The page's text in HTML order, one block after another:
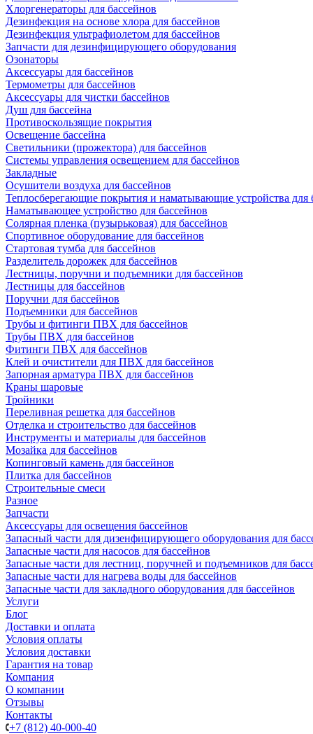
Хлоргенераторы для бассейнов
Дезинфекция на основе хлора для бассейнов
Дезинфекция ультрафиолетом для бассейнов
Запчасти для дезинфицирующего оборудования
Озонаторы
Аксессуары для бассейнов
Термометры для бассейнов
Аксессуары для чистки бассейнов
Душ для бассейна
Противоскользящие покрытия
Освещение бассейна
Светильники (прожектора) для бассейнов
Системы управления освещением для бассейнов
Закладные
Осушители воздуха для бассейнов
Теплосберегающие покрытия и наматывающие устройства для
Наматывающее устройство для бассейнов
Солярная пленка (пузырьковая) для бассейнов
Спортивное оборудование для бассейнов
Стартовая тумба для бассейнов
Разделитель дорожек для бассейнов
Лестницы, поручни и подъемники для бассейнов
Лестницы для бассейнов
Поручни для бассейнов
Подъемники для бассейнов
Трубы и фитинги ПВХ для бассейнов
Трубы ПВХ для бассейнов
Фитинги ПВХ для бассейнов
Клей и очистители для ПВХ для бассейнов
Запорная арматура ПВХ для бассейнов
Краны шаровые
Тройники
Переливная решетка для бассейнов
Отделка и строительство для бассейнов
Инструменты и материалы для бассейнов
Мозайка для бассейнов
Копинговый камень для бассейнов
Плитка для бассейнов
Строительные смеси
Разное
Запчасти
Аксессуары для освещения бассейнов
Запасный части для дизенфицирующего оборудования для
Запасные части для насосов для бассейнов
Запасные части для лестниц, поручней и подъемников для
Запасные части для нагрева воды для бассейнов
Запасные части для закладного оборудования для бассейнов
Услуги
Блог
Доставки и оплата
Условия оплаты
Условия доставки
Гарантия на товар
Компания
О компании
Отзывы
Контакты
+7 (812) 40-000-40